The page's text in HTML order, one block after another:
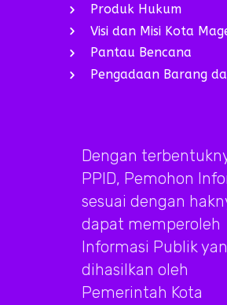
Produk Hukum
Visi dan Misi Kota
Pantau Bencana
Pengadaan Barang
Dengan
PPID, Pemohon
sesuai dengan
dapat memperoleh
Informasi Publik
dihasilkan oleh
Pemerintah Kota